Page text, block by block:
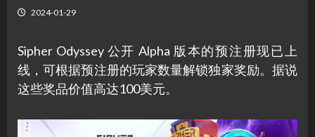
2024-01-29
Sipher Odyssey 公开 Alpha 版本的预注册现已上
线，可根据预注册的玩家数量解锁独家奖励。据说
这些奖品价值高达100美元。